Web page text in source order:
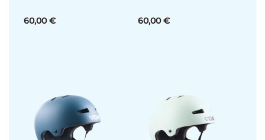
60,00 € 60,00 €